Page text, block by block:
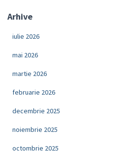
Arhive
iulie 2026
mai 2026
martie 2026
februarie 2026
decembrie 2025
noiembrie 2025
octombrie 2025